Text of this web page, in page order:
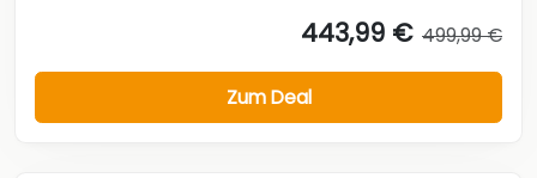
443,99 € 499,99 €
Zum Deal